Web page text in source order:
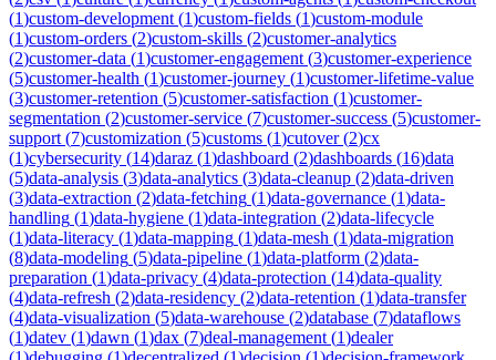
(1)custom-development (1)custom-fields (1)custom-module
(1)custom-orders (2)custom-skills (2)customer-analytics
(2)customer-data (1)customer-engagement (3)customer-experience
(5)customer-health (1)customer-journey (1)customer-lifetime-value
(3)customer-retention (5)customer-satisfaction (1)customer-
segmentation (2)customer-service (7)customer-success (5)customer-
support (7)customization (5)customs (1)cutover(2)cx
(1)cybersecurity (14)daraz (1)dashboard (2)dashboards (16)data
(5)data-analysis (3)data-analytics (3)data-cleanup (2)data-driven
(3)data-extraction (2)data-fetching (1)data-governance (1)data-
handling (1)data-hygiene (1)data-integration (2)data-lifecycle
(1)data-literacy (1)data-mapping (1)data-mesh (1)data-migration
(8)data-modeling (5)data-pipeline (1)data-platform (2)data-
preparation (1)data-privacy (4)data-protection (14)data-quality
(4)data-refresh (2)data-residency (2)data-retention (1)data-transfer
(4)data-visualization (5)data-warehouse (2)database (7)dataflows
(1)datev (1)dawn (1)dax (7)deal-management (1)dealer